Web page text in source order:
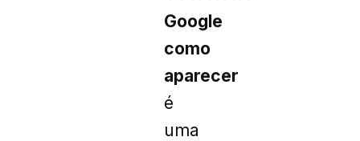
Google
como
aparecer
é
uma